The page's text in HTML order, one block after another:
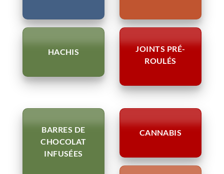
HACHIS
JOINTS PRÉ-
ROULÉS
BARRES DE
CHOCOLAT
INFUSÉES
CANNABIS